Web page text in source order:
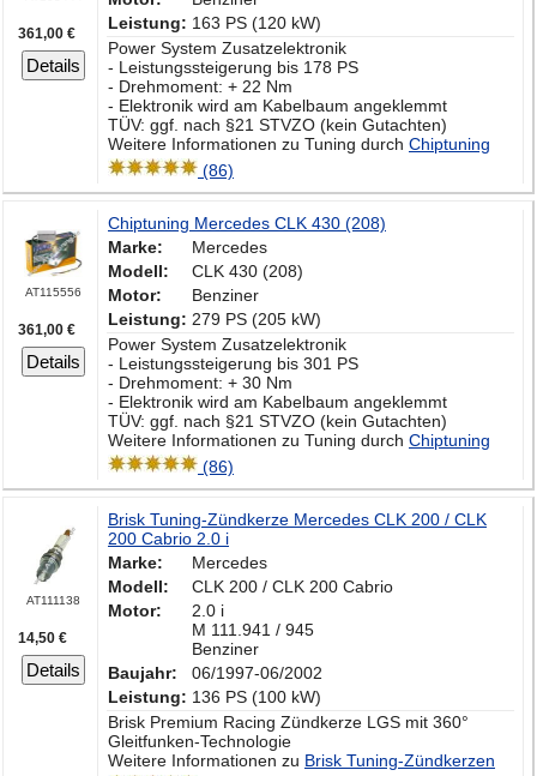
361,00 €
Details
Leistung: 163 PS (120 kW)
Power System Zusatzelektronik
- Leistungssteigerung bis 178 PS
- Drehmoment: + 22 Nm
- Elektronik wird am Kabelbaum angeklemmt
TÜV: ggf. nach §21 STVZO (kein Gutachten)
Weitere Informationen zu Tuning durch Chiptuning
(86)
AT115556
361,00 €
Details
Chiptuning Mercedes CLK 430 (208)
Marke:
Mercedes
Modell:
CLK 430 (208)
Motor:
Benziner
Leistung: 279 PS (205 kW)
Power System Zusatzelektronik
- Leistungssteigerung bis 301 PS
- Drehmoment: + 30 Nm
- Elektronik wird am Kabelbaum angeklemmt
TÜV: ggf. nach §21 STVZO (kein Gutachten)
Weitere Informationen zu Tuning durch Chiptuning
(86)
AT111138
14,50 €
Details
Brisk Tuning-Zündkerze Mercedes CLK 200 / CLK
200 Cabrio 2.0 i
Marke:
Mercedes
Modell:
CLK 200 / CLK 200 Cabrio
Motor:
2.0 i
M 111.941 / 945
Benziner
Baujahr:
06/1997-06/2002
Leistung: 136 PS (100 kW)
Brisk Premium Racing Zündkerze LGS mit 360°
Gleitfunken-Technologie
Weitere Informationen zu Brisk Tuning-Zündkerzen